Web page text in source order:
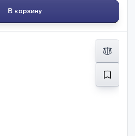
В корзину